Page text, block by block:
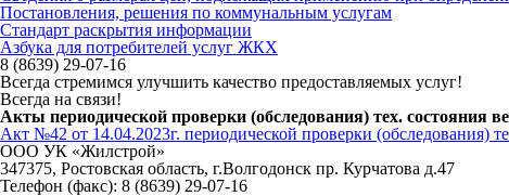
Постановления, решения по коммунальным услугам
Стандарт раскрытия информации
Азбука для потребителей услуг ЖКХ
8 (8639) 29-07-16
Всегда стремимся улучшить качество предоставляемых услуг!
Всегда на связи!
Акты периодической проверки (обследования) тех. состояния
Акт №42 от 14.04.2023г. периодической проверки (обследования)
ООО УК «Жилстрой»
347375, Ростовская область, г.Волгодонск пр. Курчатова д.47
Телефон (факс): 8 (8639) 29-07-16